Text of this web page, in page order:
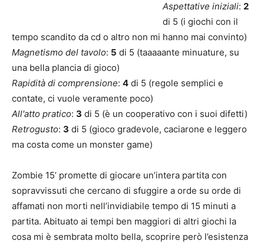
Aspettative iniziali: 2
di 5 (i giochi con il
tempo scandito da cd o altro non mi hanno mai convinto)
Magnetismo del tavolo: 5 di 5 (taaaaante minuature, su
una bella plancia di gioco)
Rapidità di comprensione: 4 di 5 (regole semplici e
contate, ci vuole veramente poco)
All'atto pratico: 3 di 5 (è un cooperativo con i suoi difetti)
Retrogusto: 3 di 5 (gioco gradevole, caciarone e leggero
ma costa come un monster game)
Zombie 15’ promette di giocare un’intera partita con
sopravvissuti che cercano di sfuggire a orde su orde di
affamati non morti nell’invidiabile tempo di 15 minuti a
partita. Abituato ai tempi ben maggiori di altri giochi la
cosa mi è sembrata molto bella, scoprire però l’esistenza